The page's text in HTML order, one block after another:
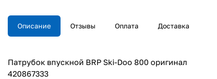
Описание Отзывы Оплата Доставка
Патрубок впускной BRP Ski-Doo 800 оригинал
420867333